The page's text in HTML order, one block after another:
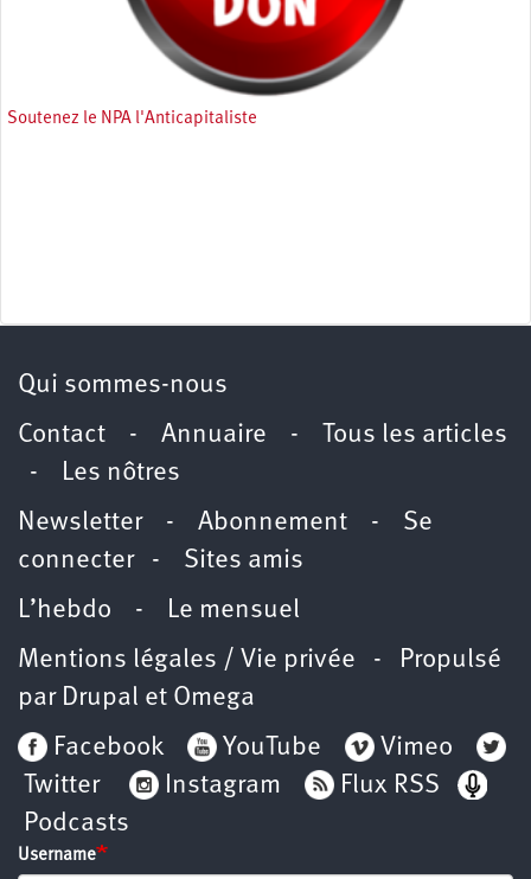
Soutenez le NPA l'Anticapitaliste
Qui sommes-nous
Contact - Annuaire -
Tous les articles
-
Les nôtres
Newsletter- Abonnement - Se
connecter- Sites amis
L’hebdo -
Le mensuel
Mentions légales / Vie privée - Propulsé
par Drupal et Omega
Facebook
YouTube
Vimeo
Twitter
Instagram
Flux RSS
Podcasts
Username